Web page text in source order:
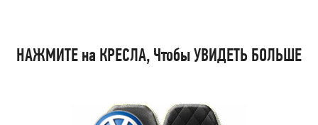
НАЖМИТЕ на КРЕСЛА, Чтобы УВИДЕТЬ БОЛЬШЕ